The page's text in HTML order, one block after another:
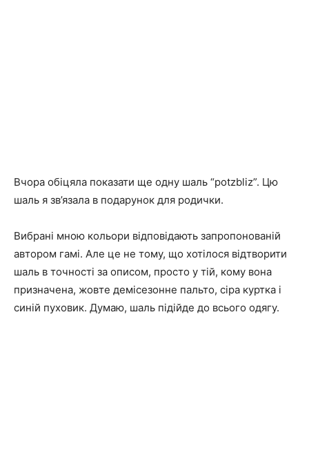
Вчора обіцяла показати ще одну шаль “potzbliz”. Цю
шаль я зв’язала в подарунок для родички.
Вибрані мною кольори відповідають запропонованій
автором гамі. Але це не тому, що хотілося відтворити
шаль в точності за описом, просто у тій, кому вона
призначена, жовте демісезонне пальто, сіра куртка і
синій пуховик. Думаю, шаль підійде до всього одягу.